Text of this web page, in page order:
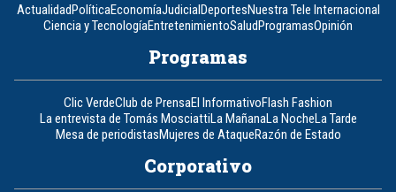
ActualidadPolíticaEconomíaJudicialDeportesNuestra Tele Internacional
Ciencia y TecnologíaEntretenimientoSaludProgramasOpinión
Programas
Clic VerdeClub de PrensaEl InformativoFlash Fashion
La entrevista de Tomás MosciattiLa MañanaLa NocheLa Tarde
Mesa de periodistasMujeres de AtaqueRazón de Estado
Corporativo